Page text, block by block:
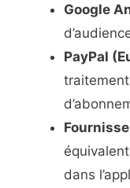
Google
PayPal
dans